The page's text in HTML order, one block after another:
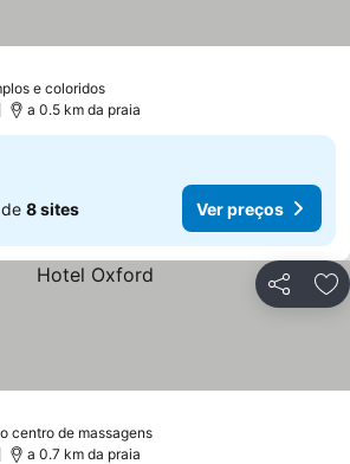
e coloridosVer preços
preços
a 0.5 km da praia
8 sites Ver preços
Partilhar
centro de massagensVer preços
a 0.7 km da praia